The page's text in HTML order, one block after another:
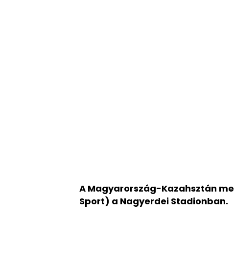
A Magyarország-Kazahsztán
Sport) a Nagyerdei Stadionban.